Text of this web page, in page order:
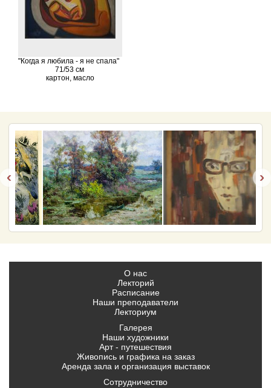
"Когда я любила - я не спала"
71/53 см
картон, масло
‹ ›
О нас
Лекторий
Расписание
Наши преподаватели
Лекториум
Галерея
Наши художники
Арт - путешествия
Живопись и графика на заказ
Аренда зала и организация выставок
Сотрудничество